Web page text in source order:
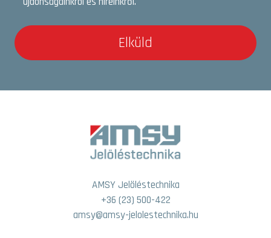
Elküld
AMSY Jelöléstechnika
+36 (23) 500-422
amsy@amsy-jelolestechnika.hu